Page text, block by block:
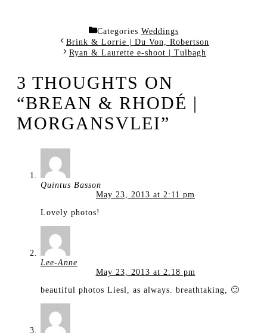
Categories Weddings
Brink & Lorrie | Du Von, Robertson
Ryan & Laurette e-shoot | Tulbagh
3 THOUGHTS ON
“BREAN & RHODÉ |
MORGANSVLEI”
Quintus Basson
May 23, 2013 at 2:11 pm
Lovely photos!
Lee-Anne
May 23, 2013 at 2:18 pm
beautiful photos Liesl, as always. breathtaking, 🙂